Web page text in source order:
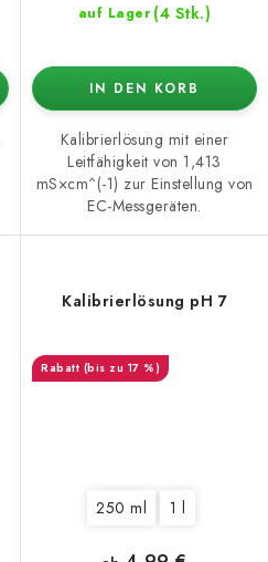
auf Lager (4 Stk.)
IN DEN KORB
Kalibrierlösung mit einer
Leitfähigkeit von 1,413
mS×cm^(-1) zur Einstellung von
EC-Messgeräten.
Kalibrierlösung pH 7
(bis zu 17 %)
250 ml 1 l